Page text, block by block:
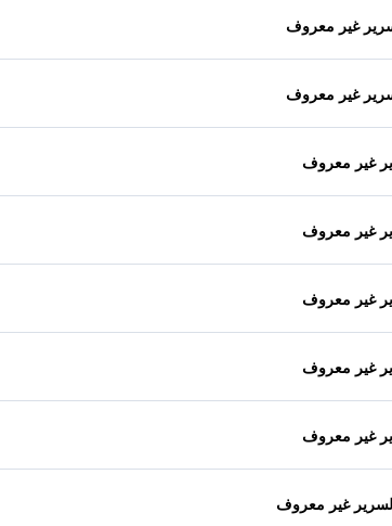
غير معروف
غير معروف
غير معروف
غير معروف
غير معروف